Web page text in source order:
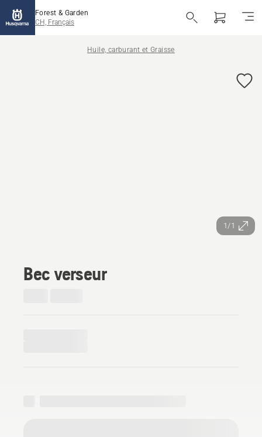
Forest & Garden
CH, Français
Huile, carburant et Graisse
1/1
Bec verseur